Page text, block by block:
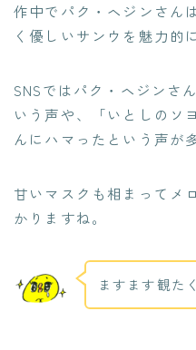
作中でパク・ヘジンさん
く優しいサンウを魅力的
SNSではパク・ヘジンさ
いう声や、「いとしのソ
んにハマったという声が
甘いマスクも相まってメ
かりますね。
ますます観た